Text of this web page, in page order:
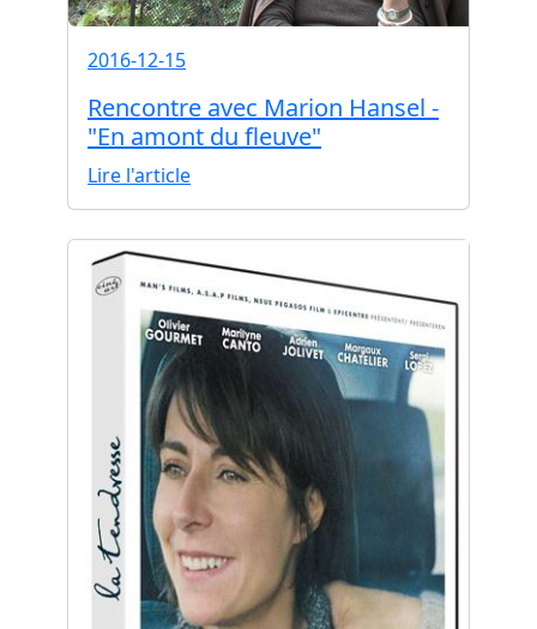
2016-12-15
Rencontre avec Marion Hansel -
"En amont du fleuve"
Lire l'article